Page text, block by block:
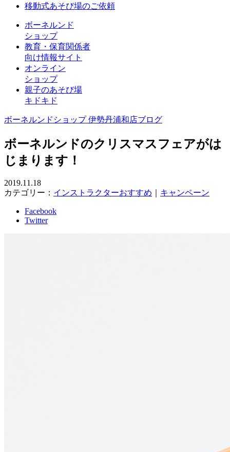
移動式あそび場のご依頼
ボーネルンド
ショップ
教育・保育関係者
向け情報サイト
オンライン
ショップ
親子のあそび場
キドキド
ボーネルンドショップ 伊勢丹浦和店ブログ
ボーネルンドのクリスマスフェアがは
じまります！
2019.11.18
カテゴリー： インストラクターおすすめ キャンペーン
Facebook
Twitter